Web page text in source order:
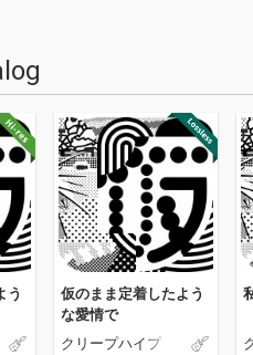
う
仮のまま定着したよう
な愛情で
クリープハイプ